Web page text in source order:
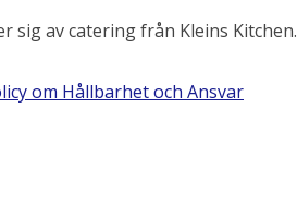
sig av catering från Kleins Kitchen.
om Hållbarhet och Ansvar